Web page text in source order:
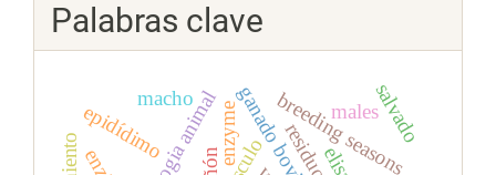
Palabras clave
ganado bovino
residuos
epidídimo
macho breeding seasons
malessalvado
enzyme elisa